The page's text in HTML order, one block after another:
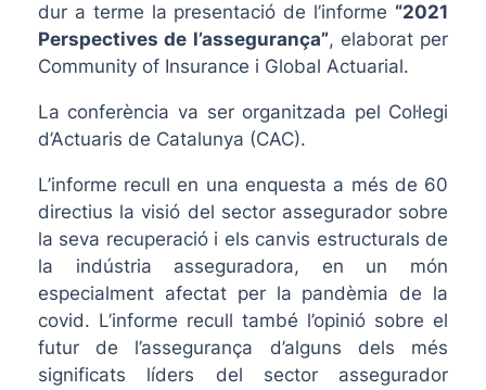
dur a terme la presentació de l’informe “2021
Perspectives de l’assegurança”, elaborat per
Community of Insurance i Global Actuarial.
La conferència va ser organitzada pel Col·legi
d’Actuaris de Catalunya (CAC).
L’informe recull en una enquesta a més de 60
directius la visió del sector assegurador sobre
la seva recuperació i els canvis estructurals de
la indústria asseguradora, en un món
especialment afectat per la pandèmia de la
covid. L’informe recull també l’opinió sobre el
futur de l’assegurança d’alguns dels més
significats líders del sector assegurador